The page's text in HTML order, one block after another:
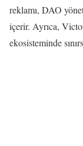
reklamı, DAO
içerir. Ayrıca,
ekosisteminde